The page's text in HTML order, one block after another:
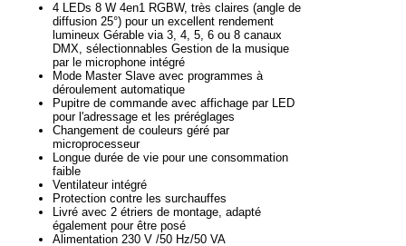
4 LEDs 8 W 4en1 RGBW, très claires (angle de
diffusion 25°) pour un excellent rendement
lumineux Gérable via 3, 4, 5, 6 ou 8 canaux
DMX, sélectionnables Gestion de la musique
par le microphone intégré
Mode Master Slave avec programmes à
déroulement automatique
Pupitre de commande avec affichage par LED
pour l'adressage et les préréglages
Changement de couleurs géré par
microprocesseur
Longue durée de vie pour une consommation
faible
Ventilateur intégré
Protection contre les surchauffes
Livré avec 2 étriers de montage, adapté
également pour être posé
Alimentation 230 V /50 Hz/50 VA